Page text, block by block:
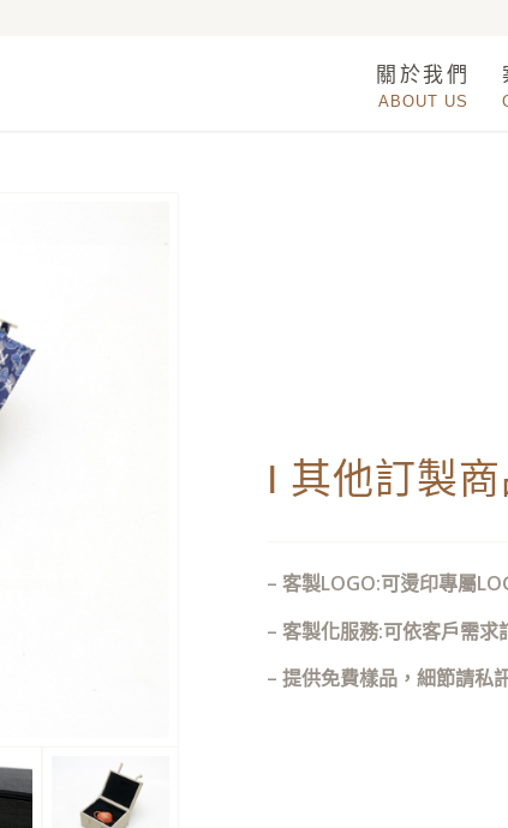
關於我們
ABOUT US
I 其他訂製
– 客製LOGO:可燙印專屬
– 客製化服務:可依客戶需
– 提供免費樣品，細節請私